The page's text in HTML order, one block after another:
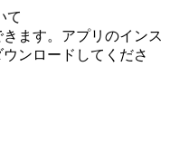
て
ます。アプリのインス
ンロードしてくださ